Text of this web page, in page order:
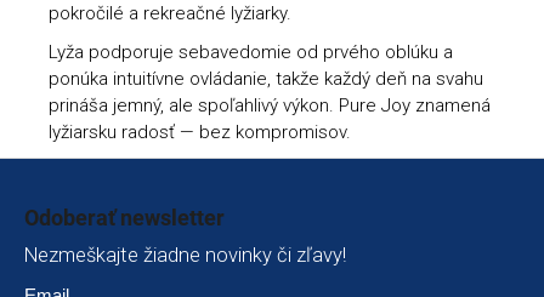
pokročilé a rekreačné lyžiarky.
Lyža podporuje sebavedomie od prvého oblúku a
ponúka intuitívne ovládanie, takže každý deň na svahu
prináša jemný, ale spoľahlivý výkon. Pure Joy znamená
lyžiarsku radosť — bez kompromisov.
Odoberať newsletter
Nezmeškajte žiadne novinky či zľavy!